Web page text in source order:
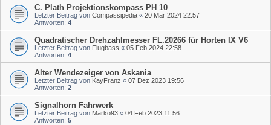
C. Plath Projektionskompass PH 10
Letzter Beitrag von Compassipedia « 20 Mär 2024 22:57
Antworten: 4
Quadratischer Drehzahlmesser FL.20266 für Horten IX V6
Letzter Beitrag von Flugbass « 05 Feb 2024 22:58
Antworten: 4
Alter Wendezeiger von Askania
Letzter Beitrag von KayFranz « 07 Dez 2023 19:56
Antworten: 2
Signalhorn Fahrwerk
Letzter Beitrag von Marko93 « 04 Feb 2023 11:56
Antworten: 5